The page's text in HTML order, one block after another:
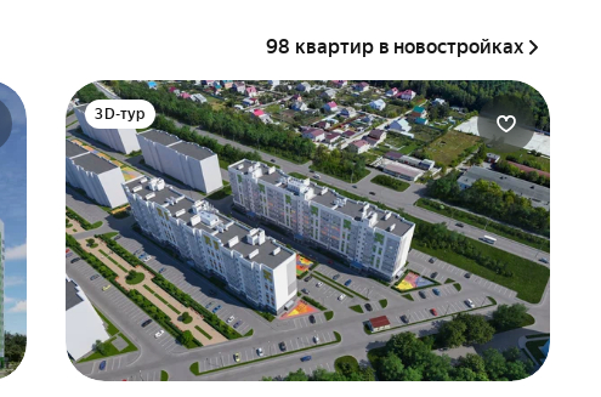
98 квартир в новостройках
3D-тур